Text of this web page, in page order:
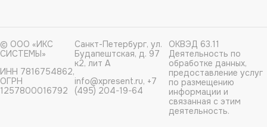
© ООО «ИКС
СИСТЕМЫ»
ИНН 7816754862,
ОГРН
1257800016792
Санкт-Петербург, ул.
Будапештская, д. 97
к2, лит А
info@xpresent.ru, +7
(495) 204-19-64
ОКВЭД 63.11
Деятельность по
обработке данных,
предоставление услуг
по размещению
информации и
связанная с этим
деятельность.